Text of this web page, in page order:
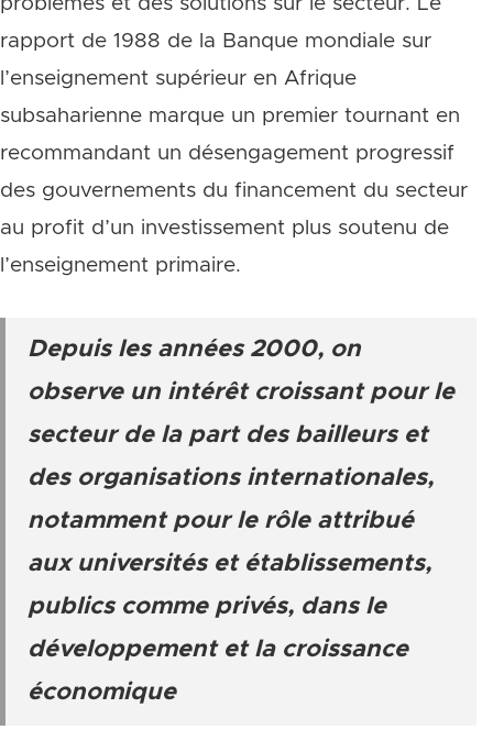
rapport de 1988 de la Banque mondiale sur
l’enseignement supérieur en Afrique
subsaharienne marque un premier tournant en
recommandant un désengagement progressif
des gouvernements du financement du secteur
au profit d’un investissement plus soutenu de
l’enseignement primaire.
Depuis les années 2000, on
observe un intérêt croissant pour le
secteur de la part des bailleurs et
des organisations internationales,
notamment pour le rôle attribué
aux universités et établissements,
publics comme privés, dans le
développement et la croissance
économique